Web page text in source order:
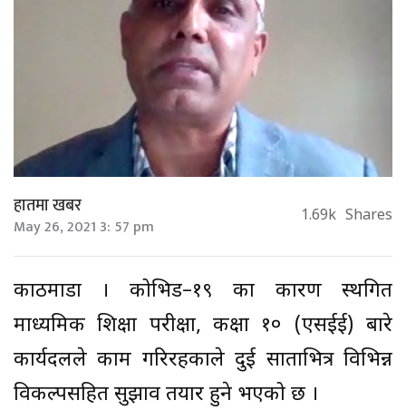
हातमा खबर
May 26, 2021 3: 57 pm 1.69k Shares
काठमाडौं । कोभिड–१९ का कारण स्थगित
माध्यमिक शिक्षा परीक्षा, कक्षा १० (एसईई) बारे
कार्यदलले काम गरिरहकाले दुई साताभित्र विभिन्न
विकल्पसहित सुझाव तयार हुने भएको छ ।